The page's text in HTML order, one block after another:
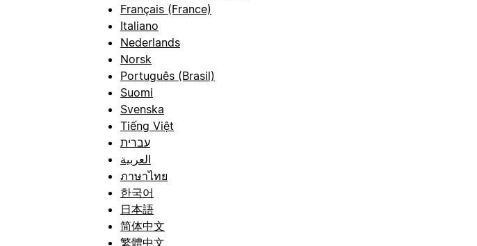
Français (France)
Italiano
Nederlands
Norsk
Português (Brasil)
Suomi
Svenska
Tiếng Việt
עברית
العربية
ภาษาไทย
한국어
日本語
简体中文
繁體中文